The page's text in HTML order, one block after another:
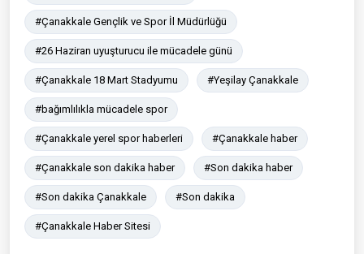
#Çanakkale Gençlik ve Spor İl Müdürlüğü
#26 Haziran uyuşturucu ile mücadele günü
#Çanakkale 18 Mart Stadyumu #Yeşilay Çanakkale
#bağımlılıkla mücadele spor
#Çanakkale yerel spor haberleri #Çanakkale haber
#Çanakkale son dakika haber #Son dakika haber
#Son dakika Çanakkale #Son dakika
#Çanakkale Haber Sitesi